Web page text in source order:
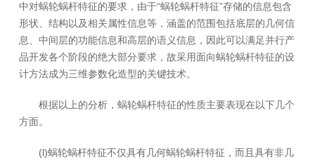
中对蜗轮蜗杆特征的要求，由于“蜗轮蜗杆特征”存储的信息包含
形状、结构以及相关属性信息等，涵盖的范围包括底层的几何信
息、中间层的功能信息和高层的语义信息，因此可以满足并行产
品开发各个阶段的绝大部分要求，故采用面向蜗轮蜗杆特征的设
计方法成为三维参数化造型的关键技术。
根据以上的分析，蜗轮蜗杆特征的性质主要表现在以下几个
方面。
(l)蜗轮蜗杆特征不仅具有几何蜗轮蜗杆特征，而且具有非几